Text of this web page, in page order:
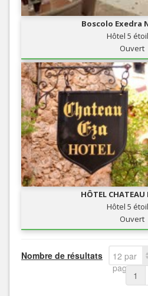
Boscolo Exedra
Hôtel 5
Ouvert
HÔTEL
Hôtel 5
Ouvert
Nombre de résultats
12 par
page
1